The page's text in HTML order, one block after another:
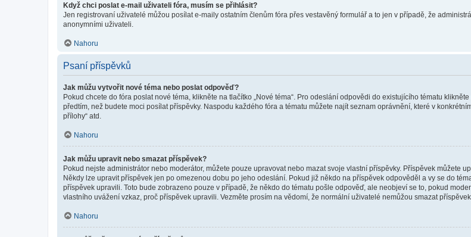
Když chci poslat e-mail uživateli fóra, musím se přihlásit?
Jen registrovaní uživatelé můžou posílat e-maily ostatním členům fóra přes vestavěný formulář a to jen v případě, že
anonymními uživateli.
Nahoru
Psaní příspěvků
Jak můžu vytvořit nové téma nebo poslat odpověď?
Pokud chcete do fóra poslat nové téma, klikněte na tlačítko „Nové téma“. Pro odeslání odpovědi do existujícího tématu
předtím, než budete moci posílat příspěvky. Naspodu každého fóra a tématu můžete najít seznam oprávnění, které v
přílohy“ atd.
Nahoru
Jak můžu upravit nebo smazat příspěvek?
Pokud nejste administrátor nebo moderátor, můžete pouze upravovat nebo mazat svoje vlastní příspěvky. Příspěvek můžete
Někdy lze upravit příspěvek jen po omezenou dobu po jeho odeslání. Pokud již někdo na příspěvek odpověděl a vy se do
příspěvek upravili. Toto bude zobrazeno pouze v případě, že někdo do tématu pošle odpověď, ale neobjeví se to, pokud
vlastního uvážení vzkaz, proč příspěvek upravili. Vezměte prosím na vědomí, že normální uživatelé nemůžou smazat
Nahoru